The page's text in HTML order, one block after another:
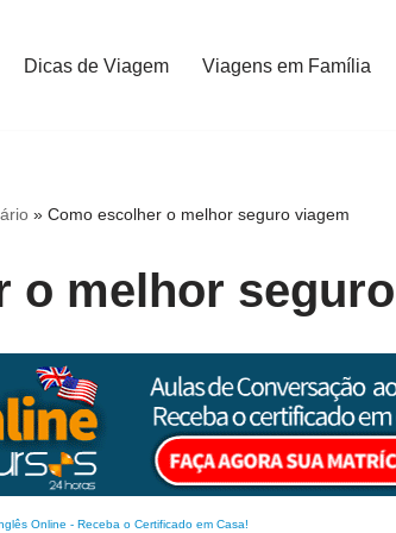
Dicas de Viagem Viagens em Família
» Como escolher o melhor seguro viagem
o melhor
Online - Receba o Certificado em Casa!